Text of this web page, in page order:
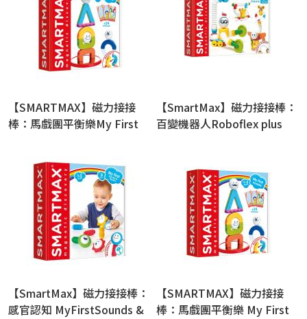
【SMARTMAX】磁力接接
棒：馬戲團平衡樂My First
【SmartMax】磁力接接棒：
百變機器人Roboflex plus
【SmartMax】磁力接接棒：
感官認知 MyFirstSounds &
【SMARTMAX】磁力接接
棒：馬戲團平衡樂 My First